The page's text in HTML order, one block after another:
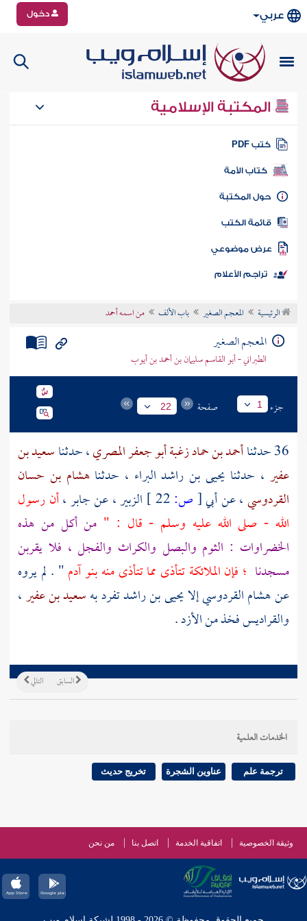
عربي دخول
المكتبة الإسلامية
كتب PDF
كتاب الأمة
المكتبة
الكتب
موضوعي
تراجم الأعلام
الرئيسية المعجم الصغير باب الألف من اسمه أحمد
المعجم الصغير
الطبراني - أبو القاسم سليمان بن أحمد بن أيوب
جزء 1 صفحة 22
36 حدثنا أحمد بن حماد زغبة أبو جعفر المصري، حدثناسعيد بن
عفير ، حدثنا يحيى بن راشد البراء ، حدثناهشام بن حسان
القردوسي، عنأبي[ص: الزبير، عنجابر،أن رسول
الله - صلى الله عليه وسلم - قال : " من أكل من هذه
الخضراوات : الثوم والبصل والكراث والفجل ، فلا يقربن
مسجدنا ؛ فإن الملائكة تتأذى مما تتأذى منه بنو آدم" . لم يروه
عنهشام القردوسيإلايحيى بن راشدتفرد بهسعيد بن عفير،
والقراديس فخذ منالأزد.
التالي السابق
الخدمات العلمية
ترجمة علم عناوين الشجرة تخريج حديث
وثيقة الخصوصية اتفاقية الخدمة اتصل بنا من نحن